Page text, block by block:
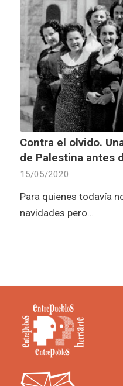
Contra el olvido.
de Palestina antes
15/05/2020
Para quienes todavía
navidades pero…